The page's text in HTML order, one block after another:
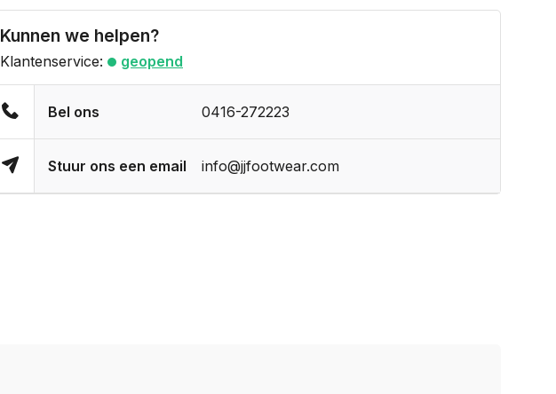
Kunnen we helpen?
Klantenservice: geopend
Bel ons 0416-272223
Stuur ons een email info@jjfootwear.com